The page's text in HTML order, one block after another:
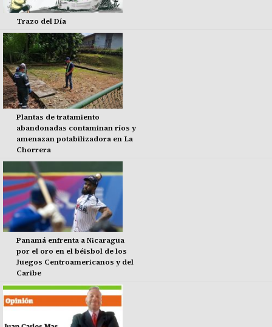
Trazo del Día
Plantas de tratamiento
abandonadas contaminan ríos y
amenazan potabilizadora en La
Chorrera
Panamá enfrenta a Nicaragua
por el oro en el béisbol de los
Juegos Centroamericanos y del
Caribe